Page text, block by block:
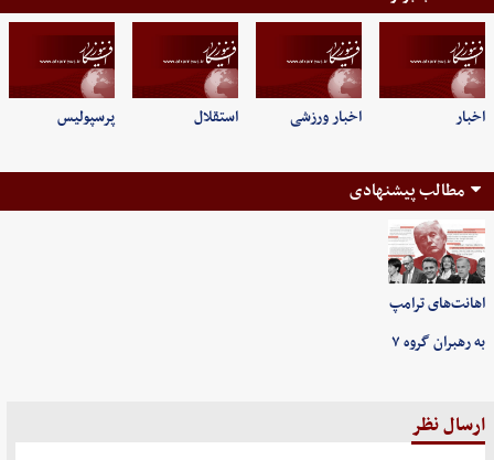
اخبار اخبار ورزشی استقلال پرسپولیس
مطالب پیشنهادی
اهانت‌های ترامپ
به رهبران گروه ۷
ارسال نظر